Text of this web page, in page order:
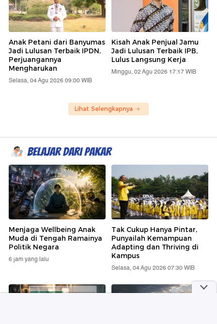
Anak Petani dari Banyumas
Jadi Lulusan Terbaik IPDN,
Perjuangannya
Mengharukan
Selasa, 04 Agu 2026 09:00 WIB
Kisah Anak Penjual Jamu
Jadi Lulusan Terbaik IPB,
Lulus Langsung Kerja
Minggu, 02 Agu 2026 17:17 WIB
Lihat Selengkapnya
Menjaga Wellbeing Anak
Muda di Tengah Ramainya
Politik Negara
6 jam yang lalu
Tak Cukup Hanya Pintar,
Punyailah Kemampuan
Adapting dan Thriving di
Kampus
Selasa, 04 Agu 2026 07:30 WIB